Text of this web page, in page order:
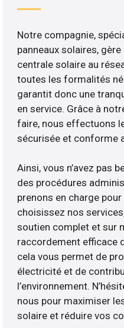
Notre compagnie,
panneaux solaires,
centrale solaire au
toutes les formalités
garantit donc une
en service. Grâce à
faire, nous effectuons
sécurisée et conforme
Ainsi, vous n’avez pas
des procédures
prenons en charge
choisissez nos
soutien complet et sur
raccordement efficace
cela vous permet de
électricité et de
l’environnement.
nous pour maximiser
solaire et réduire vos